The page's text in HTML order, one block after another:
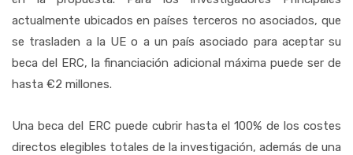
actualmente ubicados en países terceros no asociados, que
se trasladen a la UE o a un país asociado para aceptar su
beca del ERC, la financiación adicional máxima puede ser de
hasta €2 millones.
Una beca del ERC puede cubrir hasta el 100% de los costes
directos elegibles totales de la investigación, además de una